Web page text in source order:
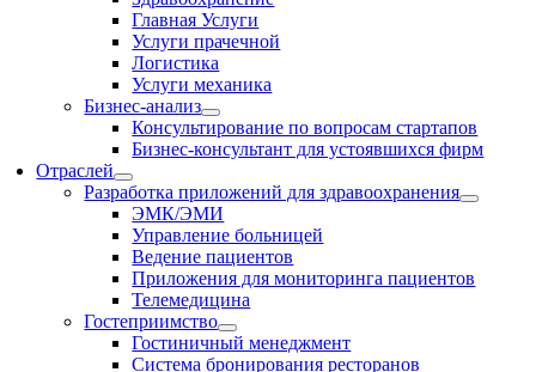
Главная Услуги
Услуги прачечной
Логистика
Услуги механика
Бизнес-анализ
Консультирование по вопросам стартапов
Бизнес-консультант для устоявшихся фирм
Отраслей
Разработка приложений для здравоохранения
ЭМК/ЭМИ
Управление больницей
Ведение пациентов
Приложения для мониторинга пациентов
Телемедицина
Гостеприимство
Гостиничный менеджмент
Система бронирования ресторанов